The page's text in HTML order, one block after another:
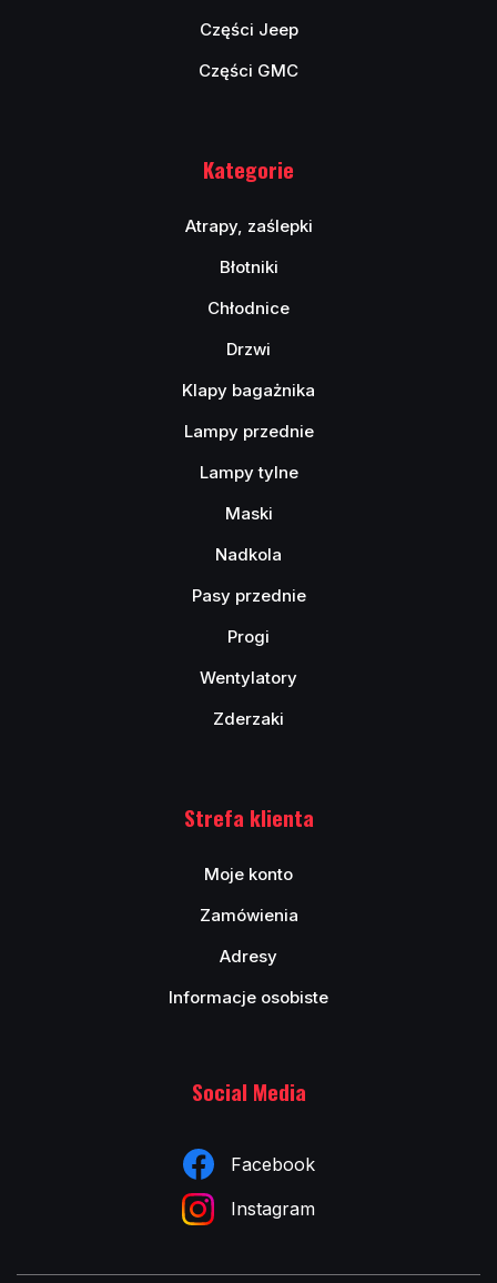
Części Jeep
Części GMC
Kategorie
Atrapy, zaślepki
Błotniki
Chłodnice
Drzwi
Klapy bagażnika
Lampy przednie
Lampy tylne
Maski
Nadkola
Pasy przednie
Progi
Wentylatory
Zderzaki
Strefa klienta
Moje konto
Zamówienia
Adresy
Informacje osobiste
Social Media
Facebook
Instagram